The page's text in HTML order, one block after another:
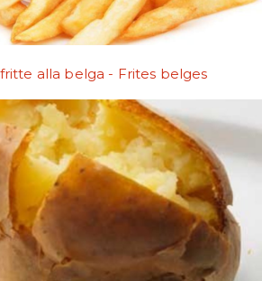
alla belga - Frites belges